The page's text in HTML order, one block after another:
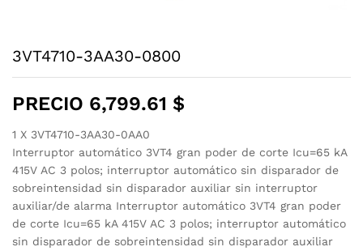
3VT4710-3AA30-0800
PRECIO 6,799.61 $
1 X 3VT4710-3AA30-0AA0
Interruptor automático 3VT4 gran poder de corte Icu=65 kA
415V AC 3 polos; interruptor automático sin disparador de
sobreintensidad sin disparador auxiliar sin interruptor
auxiliar/de alarma Interruptor automático 3VT4 gran poder
de corte Icu=65 kA 415V AC 3 polos; interruptor automático
sin disparador de sobreintensidad sin disparador auxiliar